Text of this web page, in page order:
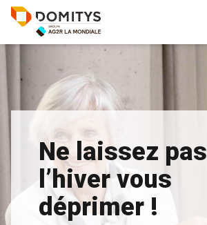
Ne laissez pas
l’hiver vous
déprimer !